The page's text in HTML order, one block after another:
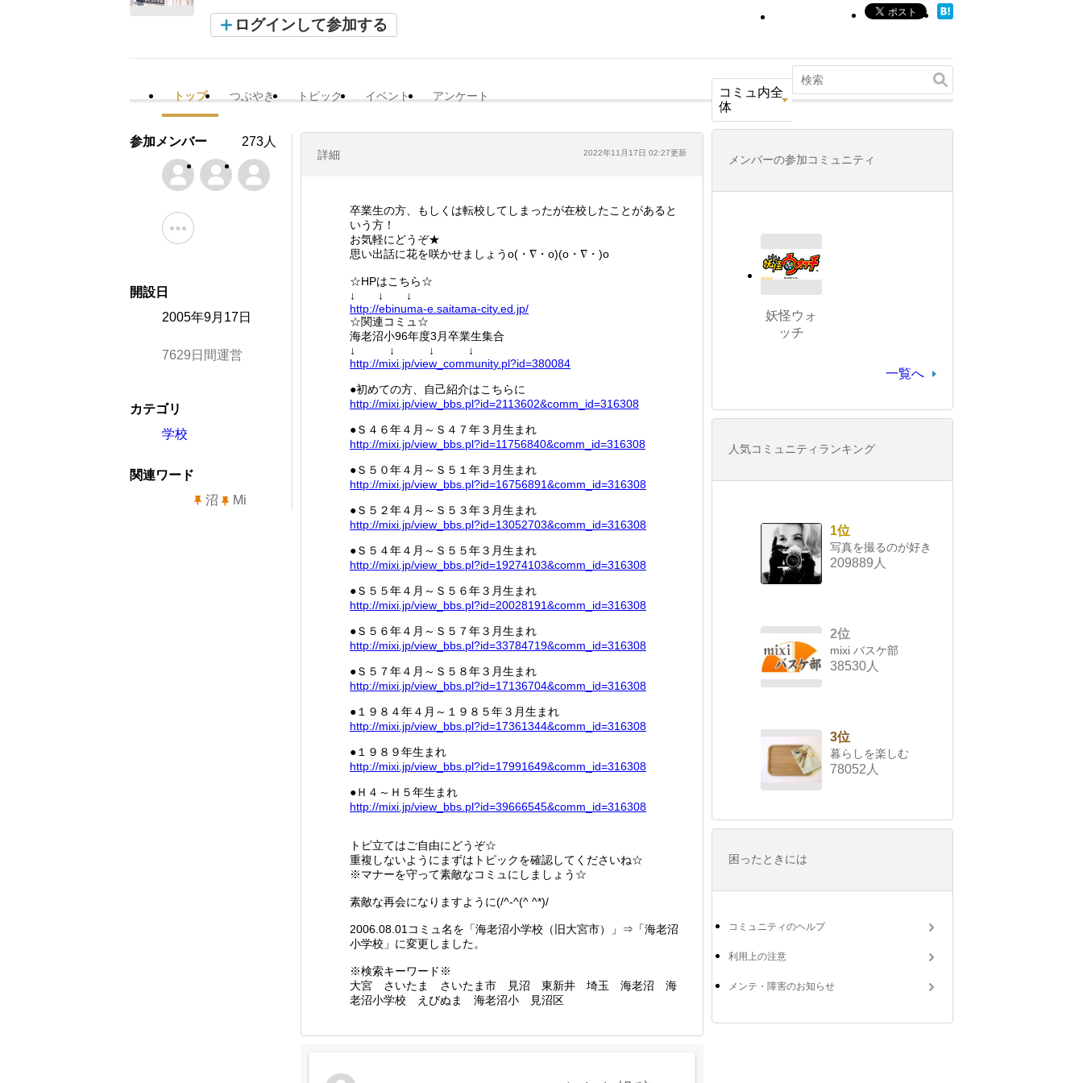
ログインして参加する
トップ つぶやき トピック イベント アンケート
コミュ内全
体
詳細 2022年11月17日 02:27更新
卒業生の方、もしくは転校してしまったが在校したことがあると
いう方！
お気軽にどうぞ★
思い出話に花を咲かせましょうo(・∇・o)(o・∇・)o
☆HPはこちら☆
↓ ↓ ↓
http://ebinuma-e.saitama-city.ed.jp/
☆関連コミュ☆
海老沼小96年度3月卒業生集合
↓ ↓ ↓ ↓
http://mixi.jp/view_community.pl?id=380084
●初めての方、自己紹介はこちらに
http://mixi.jp/view_bbs.pl?id=2113602&comm _id=316308
●Ｓ４６年４月～Ｓ４７年３月生まれ
http://mixi.jp/view_bbs.pl?id=11756840&comm_id=316308
●Ｓ５０年４月～Ｓ５１年３月生まれ
http://mixi.jp/view_bbs.pl?id=16756891&comm_id=316308
●Ｓ５２年４月～Ｓ５３年３月生まれ
http://mixi.jp/view_bbs.pl?id=13052703&comm_id=316308
●Ｓ５４年４月～Ｓ５５年３月生まれ
http://mixi.jp/view_bbs.pl?id=19274103&comm_id=316308
●Ｓ５５年４月～Ｓ５６年３月生まれ
http://mixi.jp/view_bbs.pl?id=20028191&comm_id=316308
●Ｓ５６年４月～Ｓ５７年３月生まれ
http://mixi.jp/view_bbs.pl?id=33784719&comm_id=316308
●Ｓ５７年４月～Ｓ５８年３月生まれ
http://mixi.jp/view_bbs.pl?id=17136704&comm_id=316308
●１９８４年４月～１９８５年３月生まれ
http://mixi.jp/view_bbs.pl?id=17361344&comm_id=316308
●１９８９年生まれ
http://mixi.jp/view_bbs.pl?id=17991649&comm_id=316308
●Ｈ４～Ｈ５年生まれ
http://mixi.jp/view_bbs.pl?id=39666545&comm_id=316308
トピ立てはご自由にどうぞ☆
重複しないようにまずはトピックを確認してくださいね☆
※マナーを守って素敵なコミュにしましょう☆
素敵な再会になりますように(/^-^(^ ^*)/
2006.08.01コミュ名を「海老沼小学校（旧大宮市）」⇒「海老沼
小学校」に変更しました。
※検索キーワード※
大宮 さいたま さいたま市 見沼 東新井 埼玉 海老沼 海
老沼小学校 えびぬま 海老沼小 見沼区
参加メンバー 273人
開設日
2005年9月17日
7629日間運営
カテゴリ
学校
関連ワード
沼
Mi
メンバーの参加コミュニティ
妖怪ウォ
ッチ
一覧へ
人気コミュニティランキング
1位
写真を撮るのが好き
209889人
2位
mixi バスケ部
38530人
3位
暮らしを楽しむ
78052人
困ったときには
コミュニティのヘルプ
利用上の注意
メンテ・障害のお知らせ